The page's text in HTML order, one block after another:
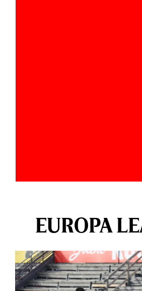
EUROPA